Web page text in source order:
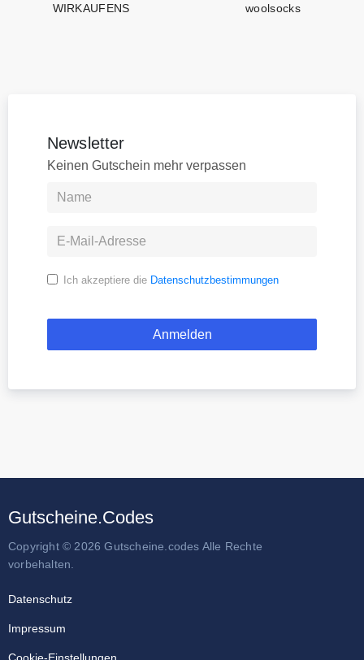
WIRKAUFENS woolsocks
Newsletter
Keinen Gutschein mehr verpassen
Ich akzeptiere die Datenschutzbestimmungen
Gutscheine.Codes
Copyright © 2026 Gutscheine.codes Alle Rechte
vorbehalten.
Datenschutz
Impressum
Cookie-Einstellungen